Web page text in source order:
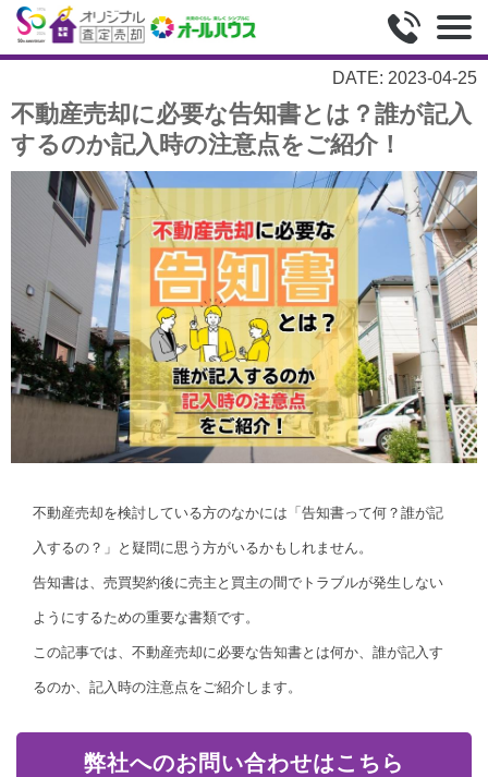
DATE: 2023-04-25
不動産売却に必要な告知書とは？誰が記入
するのか記入時の注意点をご紹介！
不動産売却を検討している方のなかには「告知書って何？誰が記
入するの？」と疑問に思う方がいるかもしれません。
告知書は、売買契約後に売主と買主の間でトラブルが発生しない
ようにするための重要な書類です。
この記事では、不動産売却に必要な告知書とは何か、誰が記入す
るのか、記入時の注意点をご紹介します。
弊社へのお問い合わせはこちら